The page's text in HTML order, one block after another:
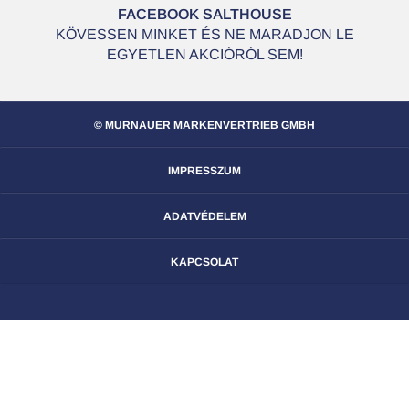
FACEBOOK SALTHOUSE
KÖVESSEN MINKET ÉS NE MARADJON LE
EGYETLEN AKCIÓRÓL SEM!
© MURNAUER MARKENVERTRIEB GMBH
IMPRESSZUM
ADATVÉDELEM
KAPCSOLAT